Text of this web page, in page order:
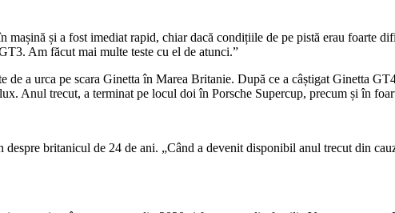
și a fost imediat rapid, chiar dacă condițiile de pe pistă erau foarte
Am făcut mai multe teste cu el de atunci.”
a urca pe scara Ginetta în Marea Britanie. După ce a câștigat Ginetta
Anul trecut, a terminat pe locul doi în Porsche Supercup, precum și în
britanicul de 24 de ani. „Când a devenit disponibil anul trecut din